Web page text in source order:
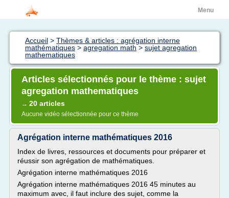
Menu
Accueil > Thèmes & articles : agrégation interne
mathématiques > agregation math > sujet agregation
mathematiques
Articles sélectionnés pour le thème : sujet
agregation mathematiques
→ 20 articles
Aucune vidéo sélectionnée pour ce thème
Agrégation interne mathématiques 2016
Index de livres, ressources et documents pour préparer et
réussir son agrégation de mathématiques.
Agrégation interne mathématiques 2016
Agrégation interne mathématiques 2016 45 minutes au
maximum avec, il faut inclure des sujet, comme la